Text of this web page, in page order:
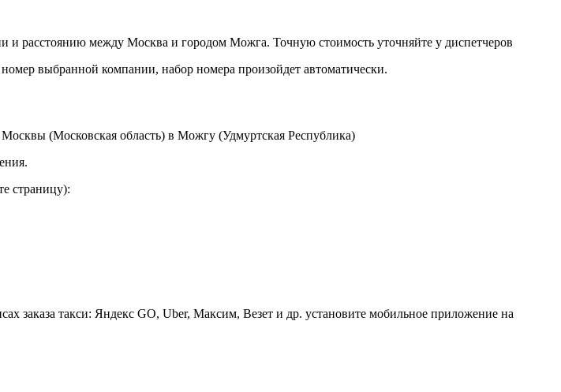
и расстоянию между Москва и городом Можга. Точную стоимость уточняйте у диспетчеров
выбранной компании, набор номера произойдет автоматически.
(Московская область) в Можгу (Удмуртская Республика)
страницу):
заказа такси: Яндекс GO, Uber, Максим, Везет и др. установите мобильное приложение на